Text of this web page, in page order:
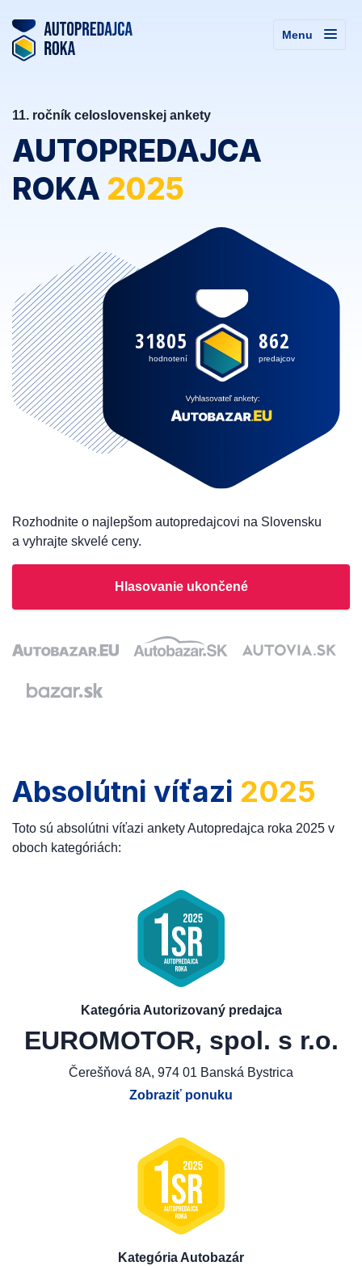
Menu
11. ročník celoslovenskej ankety
AUTOPREDAJCA
ROKA 2025
862
predajcov
31805
hodnotení
Rozhodnite o najlepšom autopredajcovi na Slovensku
a vyhrajte skvelé ceny.
Hlasovanie ukončené
Absolútni víťazi 2025
Toto sú absolútni víťazi ankety Autopredajca roka 2025 v
oboch kategóriách:
Kategória Autorizovaný predajca
EUROMOTOR, spol. s r.o.
Čerešňová 8A, 974 01 Banská Bystrica
Zobraziť ponuku
Kategória Autobazár